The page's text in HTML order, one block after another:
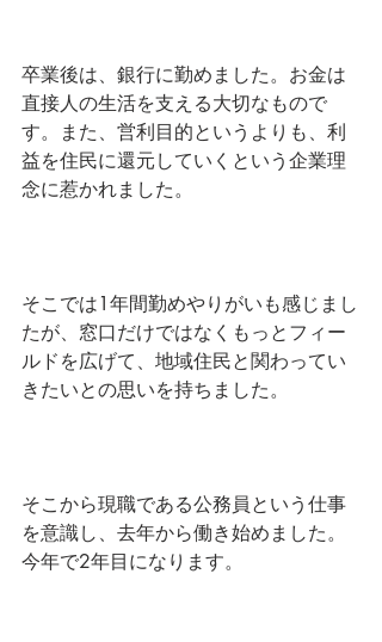
卒業後は、銀行に勤めました。お金は
直接人の生活を支える大切なもので
す。また、営利目的というよりも、利
益を住民に還元していくという企業理
念に惹かれました。
そこでは1年間勤めやりがいも感じまし
たが、窓口だけではなくもっとフィー
ルドを広げて、地域住民と関わってい
きたいとの思いを持ちました。
そこから現職である公務員という仕事
を意識し、去年から働き始めました。
今年で2年目になります。